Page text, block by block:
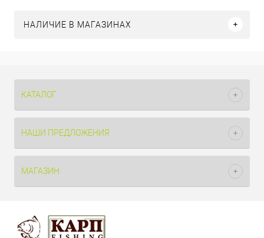
НАЛИЧИЕ В МАГАЗИНАХ
КАТАЛОГ
НАШИ ПРЕДЛОЖЕНИЯ
МАГАЗИН